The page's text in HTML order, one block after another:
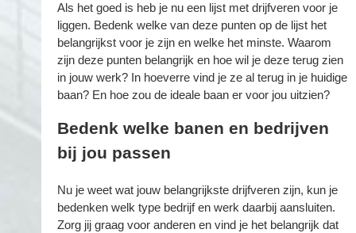
Als het goed is heb je nu een lijst met drijfveren voor je
liggen. Bedenk welke van deze punten op de lijst het
belangrijkst voor je zijn en welke het minste. Waarom
zijn deze punten belangrijk en hoe wil je deze terug zien
in jouw werk? In hoeverre vind je ze al terug in je huidige
baan? En hoe zou de ideale baan er voor jou uitzien?
Bedenk welke banen en bedrijven
bij jou passen
Nu je weet wat jouw belangrijkste drijfveren zijn, kun je
bedenken welk type bedrijf en werk daarbij aansluiten.
Zorg jij graag voor anderen en vind je het belangrijk dat